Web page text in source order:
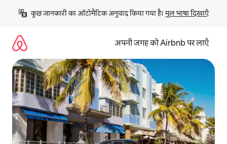
छोड़कर
कॉन्टेंट
कुछ जानकारी का ऑटोमैटिक अनुवाद किया गया है। मूल भाषा दिखाएँ
अपनी जगह को Airbnb पर लाएँ